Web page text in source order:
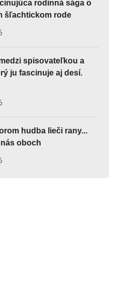
rodinná sága o
šľachtickom rode
spisovateľkou a
ju fascinuje aj desí.
hudba lieči rany...
oboch